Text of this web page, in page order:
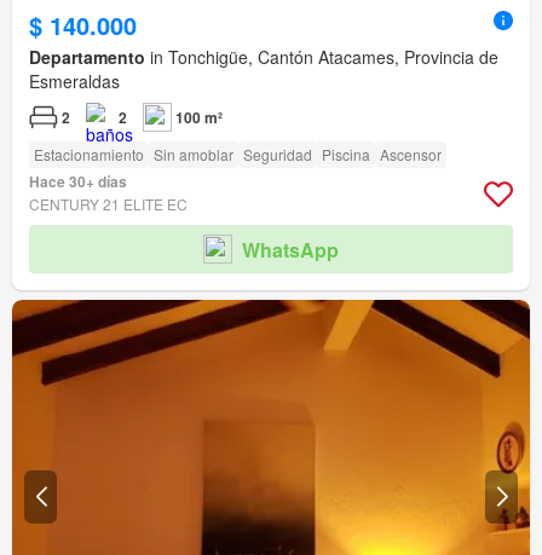
$ 140.000
Departamento in Tonchigüe, Cantón Atacames, Provincia de
Esmeraldas
2 2 100 m²
Estacionamiento Sin amoblar Seguridad Piscina Ascensor
Hace 30+ días
CENTURY 21 ELITE EC
WhatsApp